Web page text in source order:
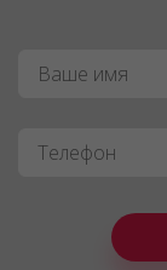
Имя*
Телефон *